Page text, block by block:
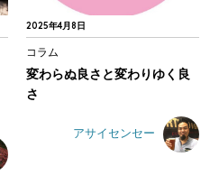
2025年4月8日
コラム
変わらぬ良さと変わりゆく良
さ
アサイセンセー